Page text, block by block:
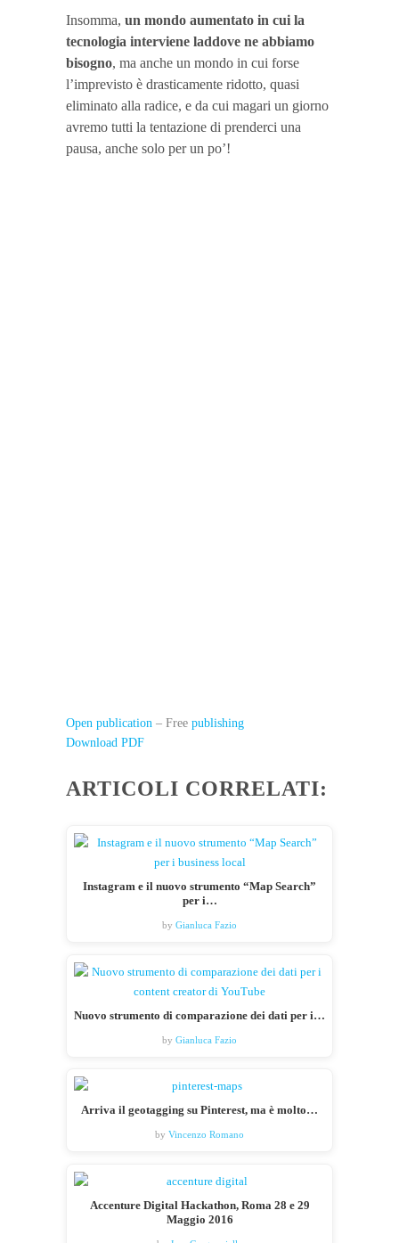
Insomma, un mondo aumentato in cui la
tecnologia interviene laddove ne abbiamo
bisogno, ma anche un mondo in cui forse
l’imprevisto è drasticamente ridotto, quasi
eliminato alla radice, e da cui magari un giorno
avremo tutti la tentazione di prenderci una
pausa, anche solo per un po’!
Open publication – Free publishing
Download PDF
ARTICOLI CORRELATI:
Instagram e il nuovo strumento “Map Search”
per i…
by Gianluca Fazio
Nuovo strumento di comparazione dei dati per i…
by Gianluca Fazio
Arriva il geotagging su Pinterest, ma è molto…
by Vincenzo Romano
Accenture Digital Hackathon, Roma 28 e 29
Maggio 2016